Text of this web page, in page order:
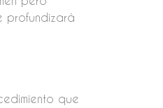
profundizará
que